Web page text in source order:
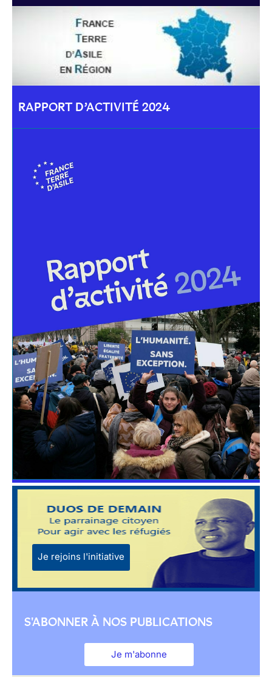
RAPPORT D’ACTIVITÉ 2024
Je rejoins l'initiative
S'ABONNER À NOS PUBLICATIONS
Je m'abonne